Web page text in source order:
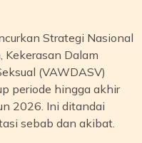
Strategi Nasional
Kekerasan Dalam
(VAWDASV)
periode hingga akhir
2026. Ini ditandai
sebab dan akibat.